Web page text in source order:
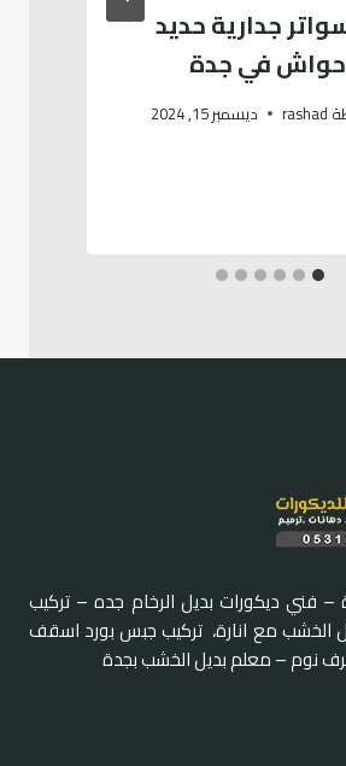
جدارية حديد
في جدة
rashad ديسمبر 15, 2024
فني ديكورات بديل الرخام جده – تركيب
الخشب مع انارة، تركيب جبس بورد اسقف
نوم – معلم بديل الخشب بجدة